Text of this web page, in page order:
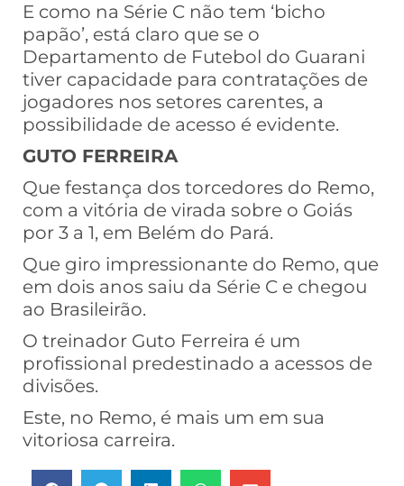
E como na Série C não tem ‘bicho
papão’, está claro que se o
Departamento de Futebol do Guarani
tiver capacidade para contratações de
jogadores nos setores carentes, a
possibilidade de acesso é evidente.
GUTO FERREIRA
Que festança dos torcedores do Remo,
com a vitória de virada sobre o Goiás
por 3 a 1, em Belém do Pará.
Que giro impressionante do Remo, que
em dois anos saiu da Série C e chegou
ao Brasileirão.
O treinador Guto Ferreira é um
profissional predestinado a acessos de
divisões.
Este, no Remo, é mais um em sua
vitoriosa carreira.